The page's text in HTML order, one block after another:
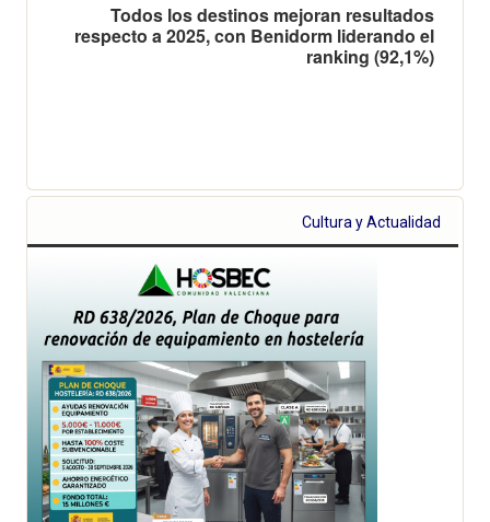
Todos los destinos mejoran resultados
respecto a 2025, con Benidorm liderando el
ranking (92,1%)
Cultura y Actualidad